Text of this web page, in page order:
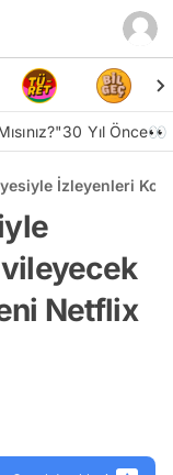
30 Yıl Önce👀
İzleyenleri
Netflix